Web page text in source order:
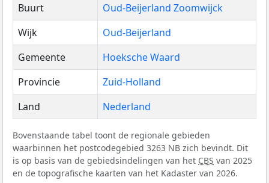
Buurt
Oud-Beijerland Zoomwijck
Wijk
Oud-Beijerland
Gemeente
Hoeksche Waard
Provincie
Zuid-Holland
Land
Nederland
Bovenstaande tabel toont de regionale gebieden
waarbinnen het postcodegebied 3263 NB zich bevindt. Dit
is op basis van de gebiedsindelingen van het CBS van 2025
en de topografische kaarten van het Kadaster van 2026.